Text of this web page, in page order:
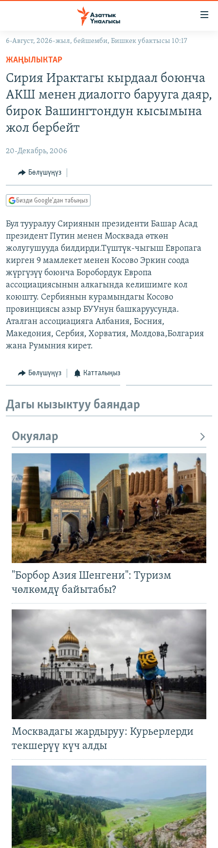
Навигацияга
өтүңүз
Издөөгө
салыңызКЫРГЫЗСТАН
ЭКОНОМИКА
ДҮЙНӨ
БОРБОР АЗИЯ
УКРАИНА
АТАЙЫН ИЛИКТӨӨ
БҮГҮН АЗАТТЫКТА
ЭКСПЕРТТЕР ТАЛДАЙТ
БИЗ ЖАНА ДҮЙНӨ
ЭЖЕ-СИҢДИЛЕР
АЗАТТЫК+
ЫҢГАЙСЫЗ СУРООЛОР
ПОДКАСТ
ӨЗГӨЧӨ ПИКИР
Русский
ОНЛАЙН ШЕРИНЕ
ЭЕ/АРнун бардык сайттары
6-Август, 2026-жыл, бейшемби, Бишкек убактысы 10:17
ЖАҢЫЛЫКТАР
Сирия Ирактагы кырдаал боюнча
АКШ менен диалогго барууга даяр,
бирок Вашингтондун кысымына
жол бербейт
20-Декабрь, 2006
Бөлүшүңүз
Бизди Google'дан табыңыз
Бул тууралуу Сириянын президенти Башар Асад
президент Путин менен Москвада өткөн
жолугушууда билдирди.Түштүк-чыгыш Европага
кирген 9 мамлекет менен Косово Эркин соода
жүргүзүү боюнча Боробордук Европа
ассоциациясынын алкагында келишимге кол
коюшту. Сербиянын курамындагы Косово
провинциясы азыр БУУнун башкаруусунда.
Аталган ассоциацияга Албания, Босния,
Македония, Сербия, Хорватия, Молдова,Болгария
жана Румыния кирет.
Бөлүшүңүз Катталыңыз
Дагы кызыктуу баяндар
Окуялар
"Борбор Азия Шенгени": Туризм
чөлкөмдү байытабы?
Москвадагы жардыруу: Курьерлерди
текшерүү күч алды